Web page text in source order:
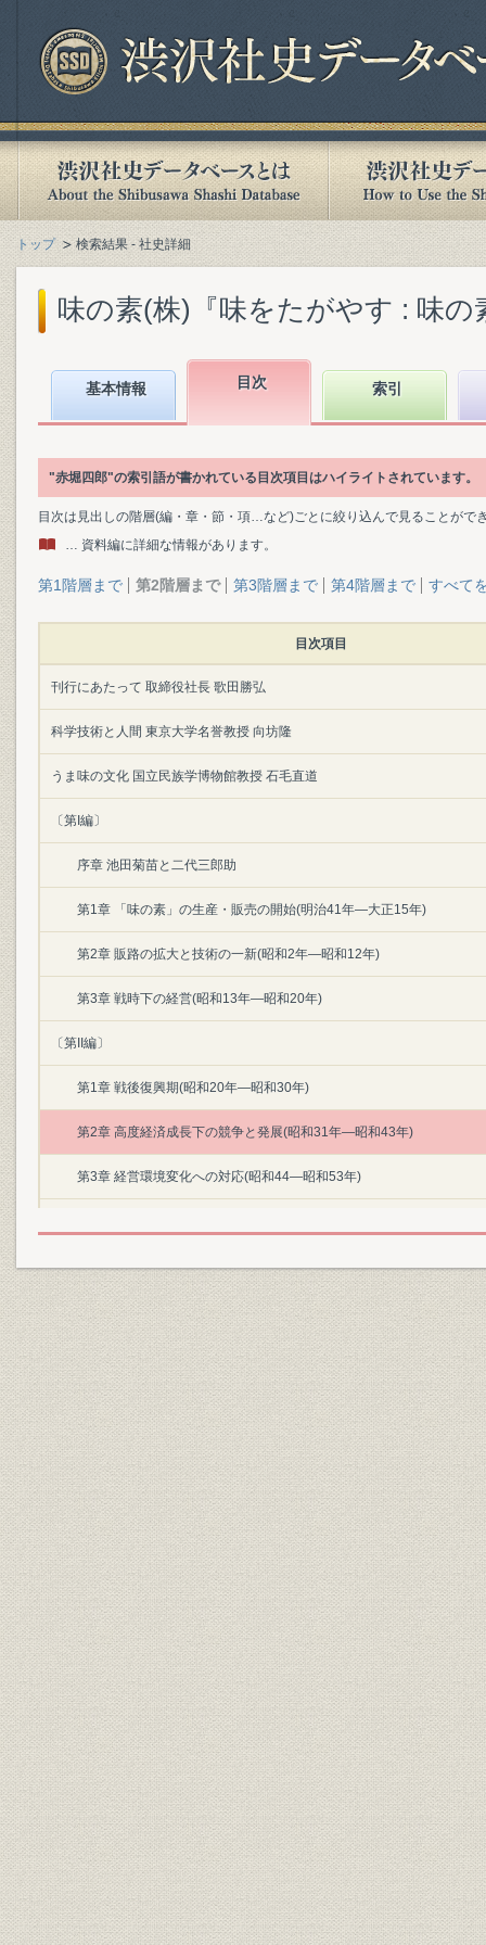
トップ 検索結果 - 社史詳細
味の素(株)『味をたがやす : 味の
基本情報 目次 索引
"赤堀四郎"の索引語が書かれている目次項目はハイライトされています。
目次は見出しの階層(編・章・節・項…など)ごとに絞り込んで見ることがで
… 資料編に詳細な情報があります。
第1階層まで 第2階層まで 第3階層まで 第4階層まで すべて
目次項目
刊行にあたって 取締役社長 歌田勝弘
科学技術と人間 東京大学名誉教授 向坊隆
うま味の文化 国立民族学博物館教授 石毛直道
〔第I編〕
序章 池田菊苗と二代三郎助
第1章 「味の素」の生産・販売の開始(明治41年―大正15年)
第2章 販路の拡大と技術の一新(昭和2年―昭和12年)
第3章 戦時下の経営(昭和13年―昭和20年)
〔第II編〕
第1章 戦後復興期(昭和20年―昭和30年)
第2章 高度経済成長下の競争と発展(昭和31年―昭和43年)
第3章 経営環境変化への対応(昭和44―昭和53年)
資料・年表
索引
本文収録図・表一覧
主要参考文献
あとがき
【題字】 取締役会長 鈴木三郎助